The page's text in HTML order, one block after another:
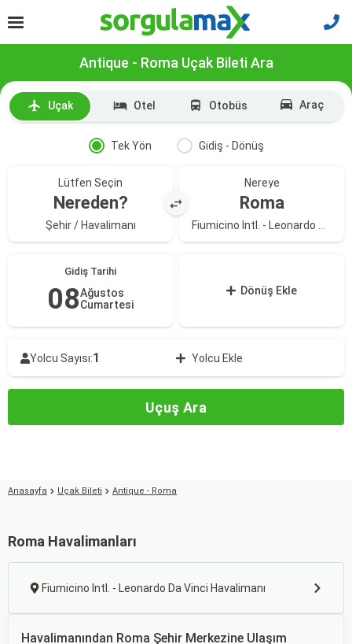
Antique - Roma Uçak Bileti Ara
Uçak Otel Otobüs Araç
Tek Yön Gidiş - Dönüş
Lütfen Seçin
Nereden?
Şehir / Havalimanı
Nereye
Roma
Gidiş Tarihi
08Ağustos
Cumartesi
Dönüş Ekle
Yolcu Sayısı:1 Yolcu Ekle
Uçuş Ara
Anasayfa Uçak Bileti Antique - Roma
Roma Havalimanları
Fiumicino Intl. - Leonardo Da Vinci Havalimanı
Havalimanından Roma Şehir Merkezine Ulaşım